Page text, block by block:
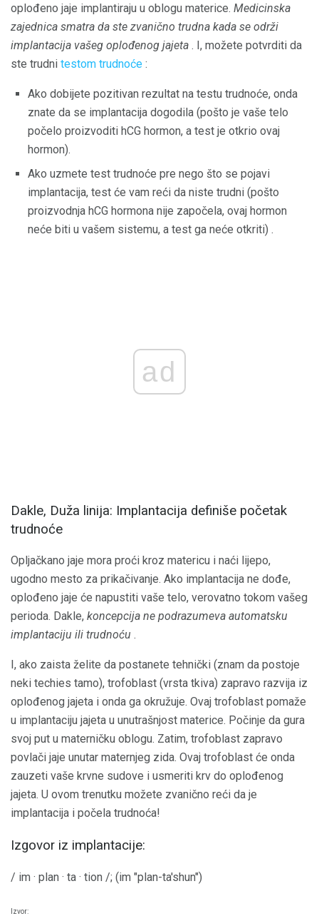
oplođeno jaje implantiraju u oblogu materice. Medicinska
zajednica smatra da ste zvanično trudna kada se održi
implantacija vašeg oplođenog jajeta . I, možete potvrditi da
ste trudni testom trudnoće :
Ako dobijete pozitivan rezultat na testu trudnoće, onda
znate da se implantacija dogodila (pošto je vaše telo
počelo proizvoditi hCG hormon, a test je otkrio ovaj
hormon).
Ako uzmete test trudnoće pre nego što se pojavi
implantacija, test će vam reći da niste trudni (pošto
proizvodnja hCG hormona nije započela, ovaj hormon
neće biti u vašem sistemu, a test ga neće otkriti) .
ad
Dakle, Duža linija: Implantacija definiše početak
trudnoće
Opljačkano jaje mora proći kroz matericu i naći lijepo,
ugodno mesto za prikačivanje. Ako implantacija ne dođe,
oplođeno jaje će napustiti vaše telo, verovatno tokom vašeg
perioda. Dakle, koncepcija ne podrazumeva automatsku
implantaciju ili trudnoću .
I, ako zaista želite da postanete tehnički (znam da postoje
neki techies tamo), trofoblast (vrsta tkiva) zapravo razvija iz
oplođenog jajeta i onda ga okružuje. Ovaj trofoblast pomaže
u implantaciju jajeta u unutrašnjost materice. Počinje da gura
svoj put u materničku oblogu. Zatim, trofoblast zapravo
povlači jaje unutar maternjeg zida. Ovaj trofoblast će onda
zauzeti vaše krvne sudove i usmeriti krv do oplođenog
jajeta. U ovom trenutku možete zvanično reći da je
implantacija i počela trudnoća!
Izgovor iz implantacije:
/ im · plan · ta · tion /; (im "plan-ta'shun")
Izvor: